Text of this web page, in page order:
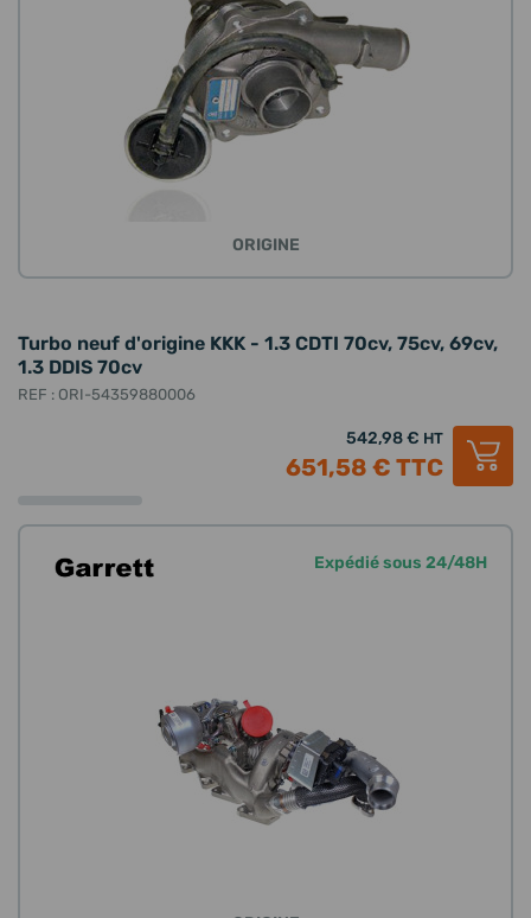
ORIGINE
Turbo neuf d'origine KKK - 1.3 CDTI 70cv, 75cv, 69cv,
1.3 DDIS 70cv
REF : ORI-54359880006
542,98 € HT
651,58 € TTC
Expédié sous 24/48H